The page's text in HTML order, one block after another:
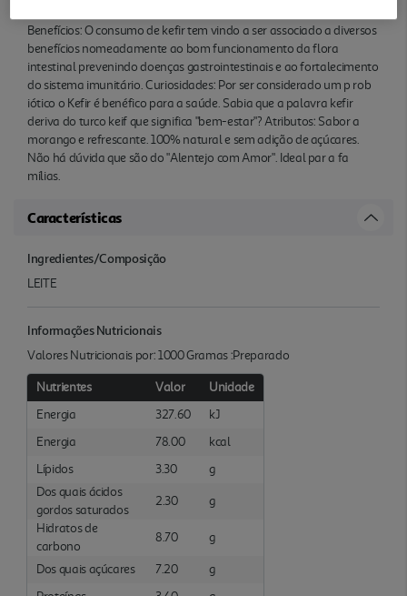
Benefícios: O consumo de kefir tem vindo a ser associado a diversos
benefícios nomeadamente ao bom funcionamento da flora
intestinal prevenindo doenças gastrointestinais e ao fortalecimento
do sistema imunitário. Curiosidades: Por ser considerado um p rob
iótico o Kefir é benéfico para a saúde. Sabia que a palavra kefir
deriva do turco keif que significa "bem-estar"? Atributos: Sabor a
morango e refrescante. 100% natural e sem adição de açúcares.
Não há dúvida que são do "Alentejo com Amor". Ideal par a fa
mílias.
Características
Ingredientes/Composição
LEITE
Informações Nutricionais
Valores Nutricionais por: 1000 Gramas :Preparado
Nutrientes Valor
Unidade
Energia
327.60
kJ
Energia
78.00
kcal
Lípidos
3.30
g
Dos quais ácidos
gordos saturados
2.30
g
Hidratos de
carbono
8.70 g
Dos quais açúcares 7.20
g